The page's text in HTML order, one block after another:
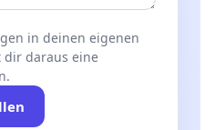
in deinen eigenen
dir daraus eine